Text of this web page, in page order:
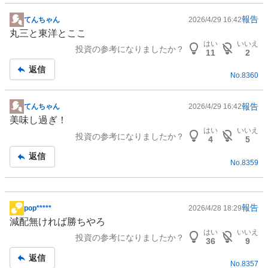
掲
示
事
てんちゃん 2026/4/29 16:42報告
丸三と東洋とここ
投資の参考になりましたか？
はい
11
いいえ
2
返信
No.8360
掲
示
事
てんちゃん 2026/4/29 16:42報告
美味し過ぎ！
投資の参考になりましたか？
はい
4
いいえ
5
返信
No. 8359
掲
示
pop***** 2026/4/28 18:29報告
減配無ければ勝ちやろ
投資の参考になりましたか？
はい
36
いいえ
9
返信
No.8357